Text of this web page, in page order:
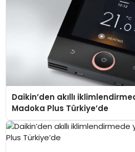
Daikin’den akıllı
Madoka Plus Türkiye’de